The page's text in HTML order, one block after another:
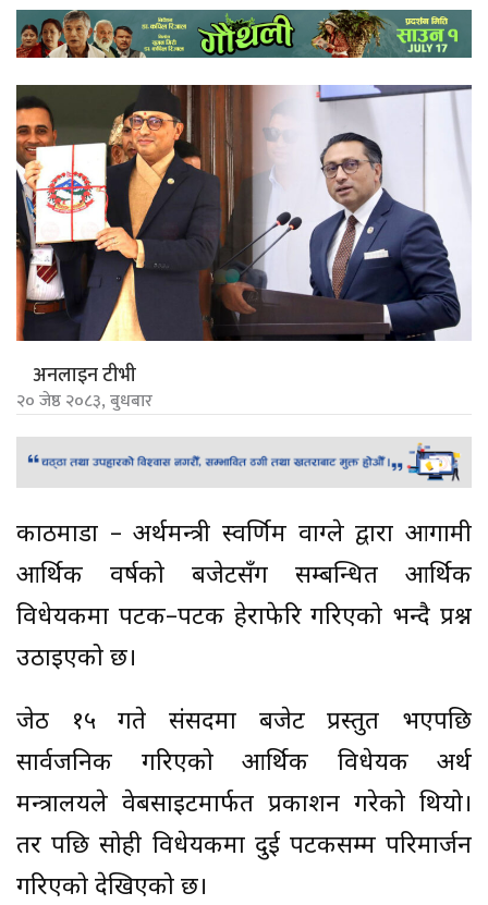
अनलाइन टीभी
२० जेष्ठ २०८३, बुधबार
काठमाडौं – अर्थमन्त्री स्वर्णिम वाग्ले द्वारा आगामी
आर्थिक वर्षको बजेटसँग सम्बन्धित आर्थिक
विधेयकमा पटक–पटक हेराफेरि गरिएको भन्दै प्रश्न
उठाइएको छ।
जेठ १५ गते संसदमा बजेट प्रस्तुत भएपछि
सार्वजनिक गरिएको आर्थिक विधेयक अर्थ
मन्त्रालयले वेबसाइटमार्फत प्रकाशन गरेको थियो।
तर पछि सोही विधेयकमा दुई पटकसम्म परिमार्जन
गरिएको देखिएको छ।